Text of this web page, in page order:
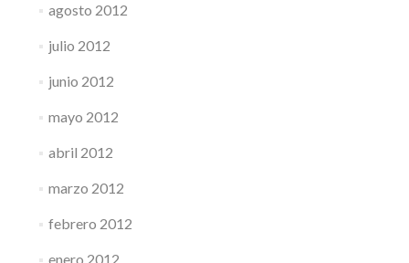
agosto 2012
julio 2012
junio 2012
mayo 2012
abril 2012
marzo 2012
febrero 2012
enero 2012